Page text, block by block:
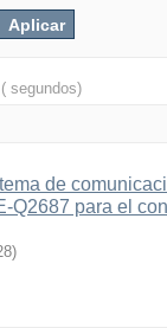
( segundos)
de
Q2687 para el
)